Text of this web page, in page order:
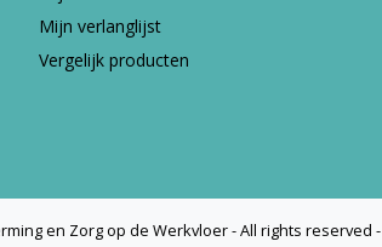
Mijn verlanglijst
Vergelijk producten
en Zorg op de Werkvloer - All rights reserved -